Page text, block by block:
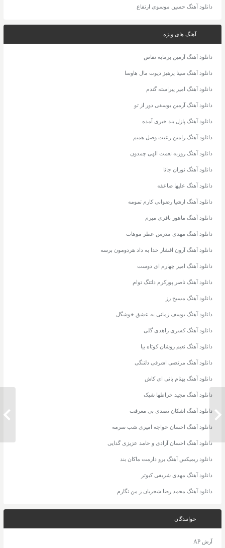
دانلود آهنگ پوریا ملکی پارک کوهستان
دانلود آهنگ حسین موسوی ارتفاع
آهنگ های ویژه
دانلود آهنگ آرمین برمایه تقاص
دانلود آهنگ سینا پرهیز دیوت مال هاوسا
دانلود آهنگ امیر پیراسته گندم
دانلود آهنگ آرمین یوسفی دور از تو
دانلود آهنگ پازل بند خبری آمده
دانلود آهنگ رامین رعیت وصل همیم
دانلود آهنگ روزبه نعمت الهی چمدون
دانلود آهنگ نوران جانا
دانلود آهنگ علیها صاعقه
دانلود آهنگ ارشیا رضوانی کارم تمومه
دانلود آهنگ ماهور باقری میرم
دانلود آهنگ مهدی مدرس عطر موهات
دانلود آهنگ آرون افشار خدا به داد هردومون برسه
دانلود آهنگ امیر چهارم ای دوست
دانلود آهنگ ناصر پورکرم دلتنگ توام
دانلود آهنگ مسیح رز
دانلود آهنگ یوسف زمانی یه عشق خوشگل
دانلود آهنگ کسری زاهدی گلی
دانلود آهنگ نعیم روشان کوتاه بیا
دانلود آهنگ مرتضی اشرفی دلتنگی
دانلود آهنگ بهنام بانی ای کاش
دانلود آهنگ مجید خراطها شیک
دانلود آهنگ اشکان تصدی بی معرفت
دانلود آهنگ احسان خواجه امیری شب سرمه
دانلود آهنگ احسان آزادی و حامد عزیزی گدایی
دانلود ریمیکس آهنگ برو دارمت ماکان بند
دانلود آهنگ مهدی شریفی کبوتر
دانلود آهنگ محمد رضا شجریان ز من نگارم
خوانندگان
آرش AP